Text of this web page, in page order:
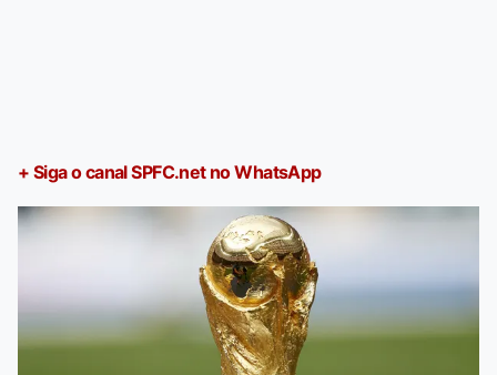
+ Siga o canal SPFC.net no WhatsApp